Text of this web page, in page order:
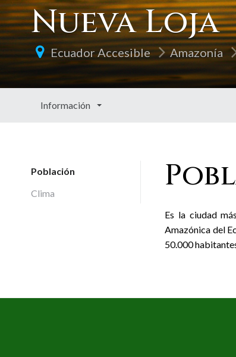
Nueva Loja
Ecuador Accesible Amazonía
Información
Población
Clima
Es la ciudad
Amazónica del
50.000